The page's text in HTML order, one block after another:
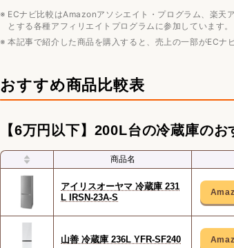
人数別冷蔵庫のおすすめ人気ランキング
機能別冷蔵庫のおすすめ人気ランキング
ECナビ比較はAmazonアソシエイト・プログラム、楽天
とする各種アフィリエイトプログラムに参加しています。
本記事で紹介した商品を購入すると、売上の一部がECナ
おすすめ商品比較表
【6万円以下】200L台の冷蔵庫のお
商品名
アイリスオーヤマ 冷蔵庫 231
L IRSN-23A-S
山善 冷蔵庫 236L YFR-SF240